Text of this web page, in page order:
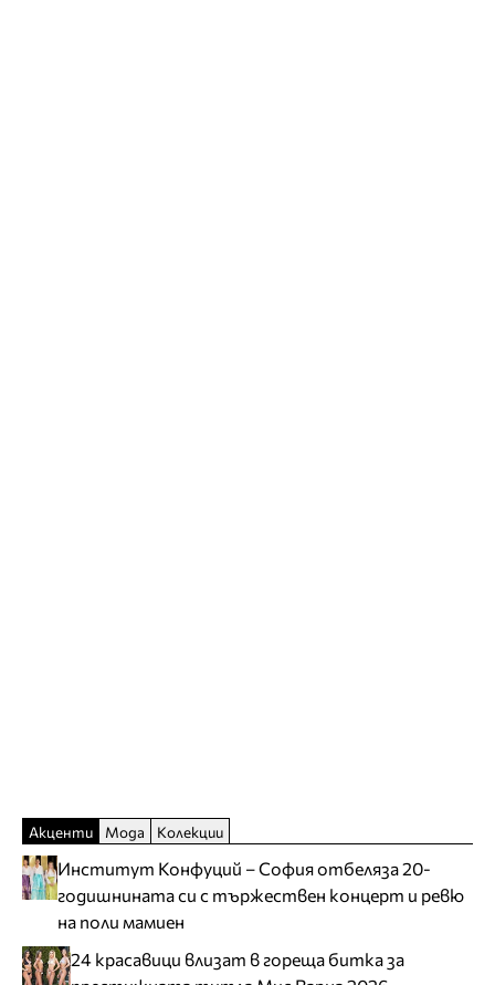
Акценти Мода Колекции
Институт Конфуций – София отбеляза 20-
годишнината си с тържествен концерт и ревю
на поли мамиен
24 красавици влизат в гореща битка за